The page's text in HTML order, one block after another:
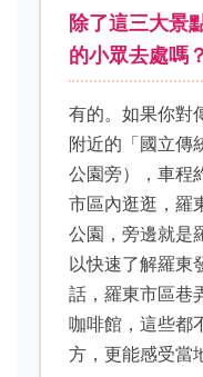
除了這三大景
的小眾去處嗎？
有的。如果你對
附近的「國立傳
公園旁），車程
市區內逛逛，羅
公園，旁邊就是
以快速了解羅東
話，羅東市區巷
咖啡館，這些都
方，更能感受當